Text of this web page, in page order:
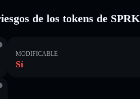
de los tokens de SPRK
MODIFICABLE
Sí